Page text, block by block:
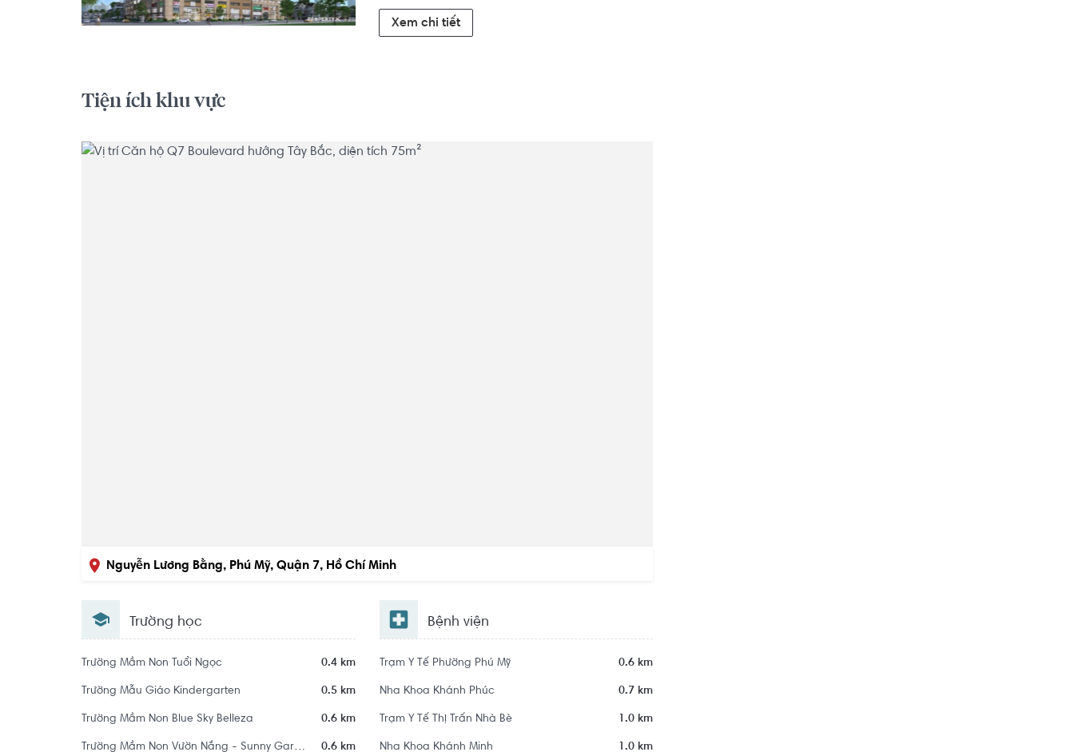
Xem chi tiết
Tiện ích khu vực
Nguyễn Lương Bằng, Phú Mỹ, Quận 7, Hồ Chí Minh
Trường học
Trường Mầm Non Tuổi Ngọc 0.4 km
Trường Mẫu Giáo Kindergarten 0.5 km
Trường Mầm Non Blue Sky Belleza 0.6 km
Trường Mầm Non Vườn Nắng - Sunny Garden Kindergarten 0.6 km
Bệnh viện
Trạm Y Tế Phường Phú Mỹ 0.6 km
Nha Khoa Khánh Phúc 0.7 km
Trạm Y Tế Thị Trấn Nhà Bè 1.0 km
Nha Khoa Khánh Minh 1.0 km